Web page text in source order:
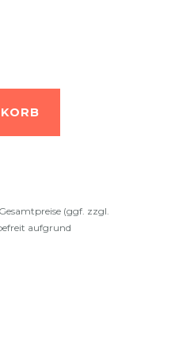
(ggf. zzgl.
aufgrund